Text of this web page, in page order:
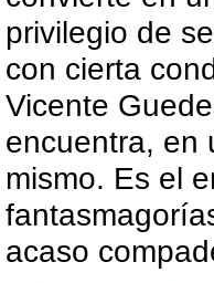
privilegio de
con cierta
Vicente
encuentra, en
mismo. Es el
acaso